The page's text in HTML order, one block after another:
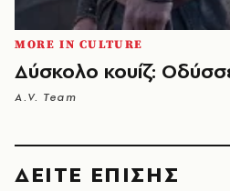
MORE IN CULTURE
Δύσκολο κουίζ:
A.V. Team
ΔΕΙΤΕ ΕΠΙΣΗΣ